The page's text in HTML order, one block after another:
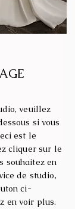
veuillez
si vous
est le
cliquer sur le
souhaitez en
de studio,
ci-
en voir plus.